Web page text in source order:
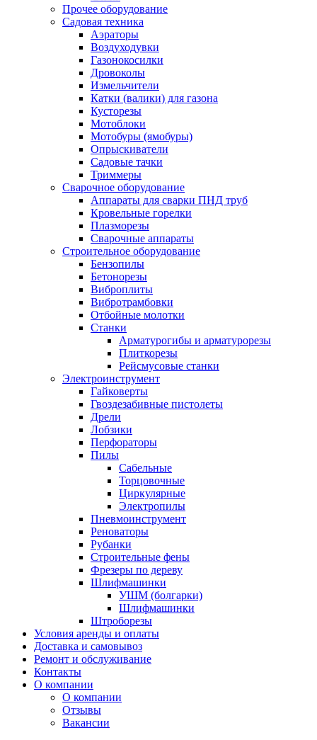
Прочее оборудование
Садовая техника
Аэраторы
Воздуходувки
Газонокосилки
Дровоколы
Измельчители
Катки (валики) для газона
Кусторезы
Мотоблоки
Мотобуры (ямобуры)
Опрыскиватели
Садовые тачки
Триммеры
Сварочное оборудование
Аппараты для сварки ПНД труб
Кровельные горелки
Плазморезы
Сварочные аппараты
Строительное оборудование
Бензопилы
Бетонорезы
Виброплиты
Вибротрамбовки
Отбойные молотки
Станки
Арматурогибы и арматурорезы
Плиткорезы
Рейсмусовые станки
Электроинструмент
Гайковерты
Гвоздезабивные пистолеты
Дрели
Лобзики
Перфораторы
Пилы
Сабельные
Торцовочные
Циркулярные
Электропилы
Пневмоинструмент
Реноваторы
Рубанки
Строительные фены
Фрезеры по дереву
Шлифмашинки
УШМ (болгарки)
Шлифмашинки
Штроборезы
Условия аренды и оплаты
Доставка и самовывоз
Ремонт и обслуживание
Контакты
О компании
О компании
Отзывы
Вакансии